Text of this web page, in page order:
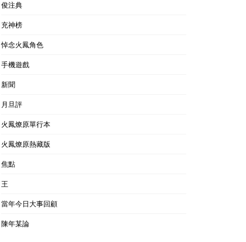
俊注典
充神榜
悼念火鳳角色
手機遊戲
新聞
月旦評
火鳳燎原單行本
火鳳燎原熱藏版
焦點
王
當年今日大事回顧
陳年某論